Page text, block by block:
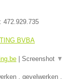
472.929.735
BVBA
Screenshot ▼
, gevelwerken ,